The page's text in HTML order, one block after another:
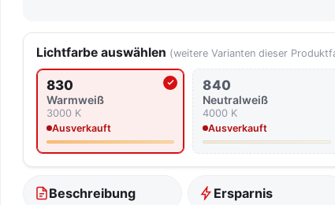
Lichtfarbe auswählen (weitere Varianten dieser
830
Warmweiß
3000 K
Ausverkauft
Aktuell ausgewählte Lichtfarbe
840
Neutralweiß
4000 K
Ausverkauft
Beschreibung Ersparnis